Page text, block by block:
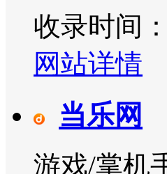
收录时间
网站详情
当乐网
游戏/掌机